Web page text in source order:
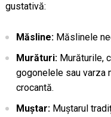
gustativă:
Măsline:Măslinele
Murături:Murăturile,
gogonelele sau varza
crocantă.
Muștar:Muștarul